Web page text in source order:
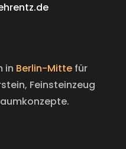
in Berlin-Mitte für
Feinsteinzeug